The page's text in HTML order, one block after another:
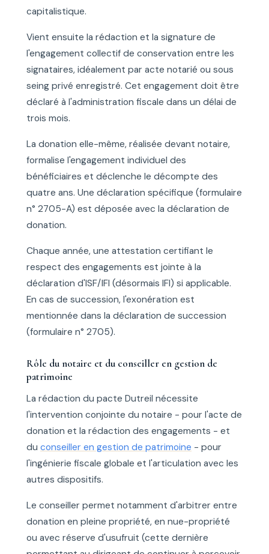
capitalistique.
Vient ensuite la rédaction et la signature de
l'engagement collectif de conservation entre les
signataires, idéalement par acte notarié ou sous
seing privé enregistré. Cet engagement doit être
déclaré à l'administration fiscale dans un délai de
trois mois.
La donation elle-même, réalisée devant notaire,
formalise l'engagement individuel des
bénéficiaires et déclenche le décompte des
quatre ans. Une déclaration spécifique (formulaire
n° 2705-A) est déposée avec la déclaration de
donation.
Chaque année, une attestation certifiant le
respect des engagements est jointe à la
déclaration d'ISF/IFI (désormais IFI) si applicable.
En cas de succession, l'exonération est
mentionnée dans la déclaration de succession
(formulaire n° 2705).
Rôle du notaire et du conseiller en gestion de
patrimoine
La rédaction du pacte Dutreil nécessite
l'intervention conjointe du notaire - pour l'acte de
donation et la rédaction des engagements - et
du conseiller en gestion de patrimoine - pour
l'ingénierie fiscale globale et l'articulation avec les
autres dispositifs.
Le conseiller permet notamment d'arbitrer entre
donation en pleine propriété, en nue-propriété
ou avec réserve d'usufruit (cette dernière